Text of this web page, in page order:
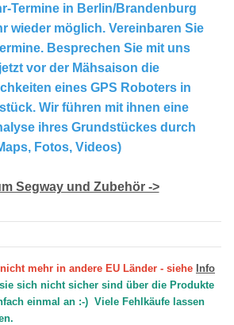
Termine in Berlin/Brandenburg
wieder möglich. Vereinbaren Sie
Besprechen Sie mit uns
vor der Mähsaison die
eines GPS Roboters in
Wir führen mit ihnen eine
ihres Grundstückes durch
Fotos, Videos)
Segway und Zubehör ->
mehr in andere EU Länder - siehe Info
sich nicht sicher sind über die Produkte
einmal an :-) Viele Fehlkäufe lassen